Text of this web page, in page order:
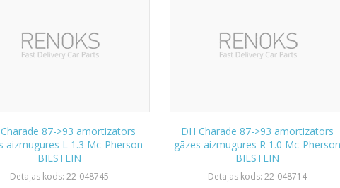
87->93 amortizators
aizmugures L 1.3 Mc-Pherson
BILSTEIN
Detaļas kods: 22-048745
DH Charade 87->93 amortizators
gāzes aizmugures R 1.0 Mc-Pherson
BILSTEIN
Detaļas kods: 22-048714